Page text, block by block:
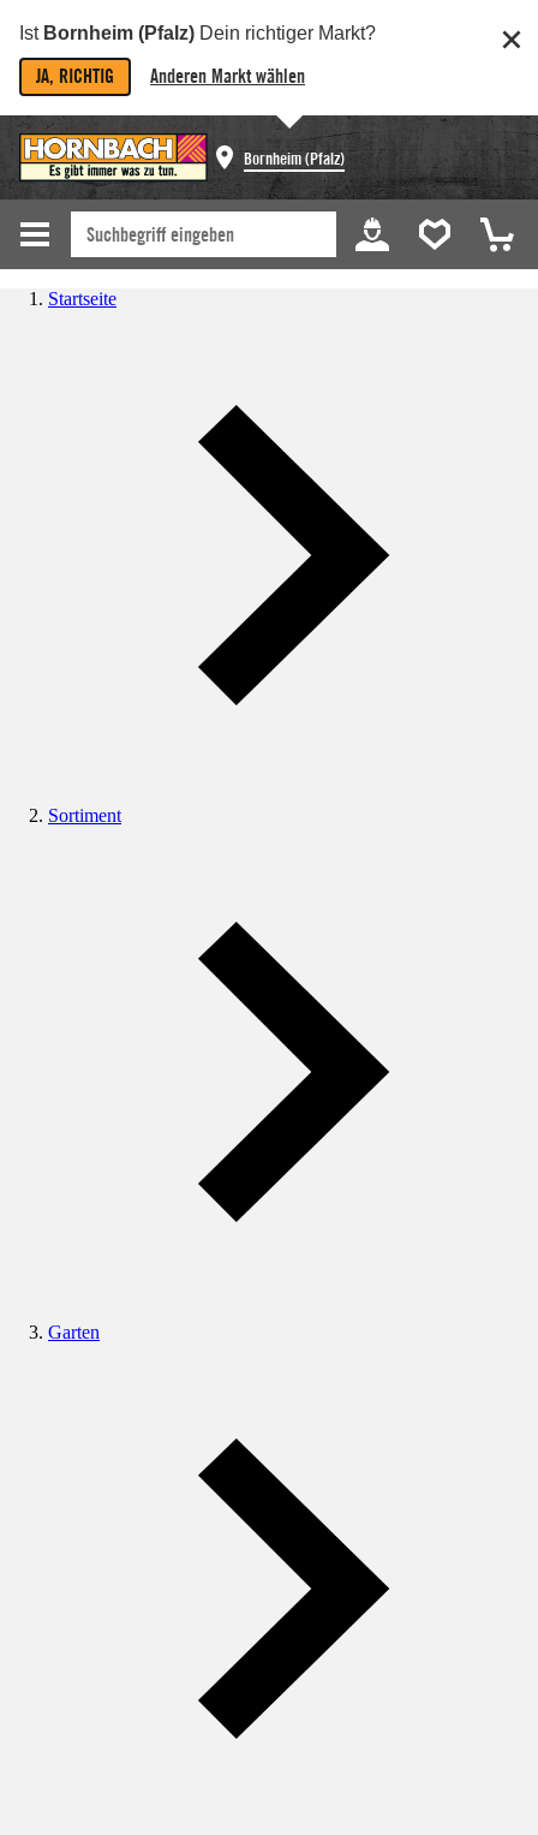
Ist Bornheim (Pfalz) Dein richtiger Markt?
JA, RICHTIG Anderen Markt wählen
Bornheim (Pfalz)
Startseite
Sortiment
Garten